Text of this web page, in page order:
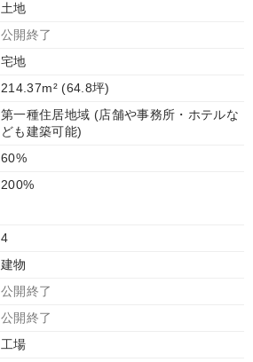
土地
公開終了
宅地
214.37m² (64.8坪)
第一種住居地域 (店舗や事務所・ホテルな
ども建築可能)
60%
200%
4
建物
公開終了
公開終了
工場